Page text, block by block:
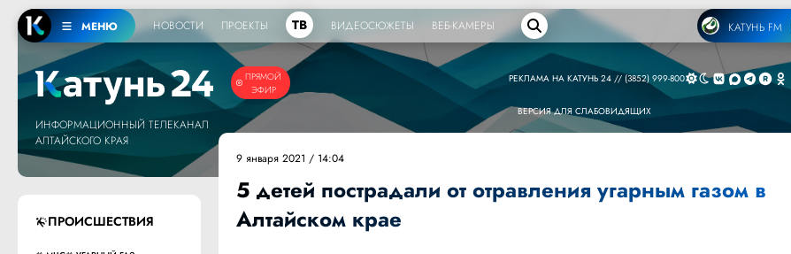
МЕНЮ НОВОСТИ ПРОЕКТЫ ТВ ВИДЕОСЮЖЕТЫ ВЕБ-КАМЕРЫ КАТУНЬ FM
ПРЯМОЙ
ЭФИР
ИНФОРМАЦИОННЫЙ ТЕЛЕКАНАЛ
АЛТАЙСКОГО КРАЯ
РЕКЛАМА НА КАТУНЬ 24 // (3852) 999-800
ВЕРСИЯ ДЛЯ СЛАБОВИДЯЩИХ
ПРОИСШЕСТВИЯ
9 января 2021 / 14:04
5 детей пострадали от отравления угарным газом в
Алтайском крае